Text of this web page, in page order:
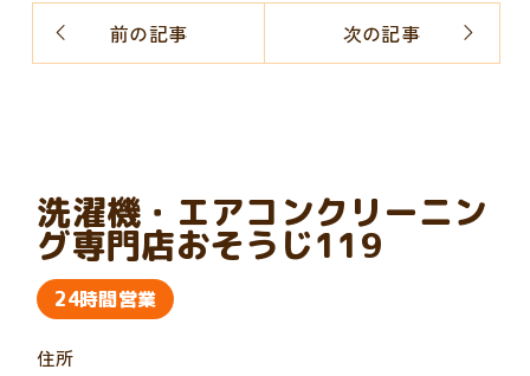
前の記事 次の記事
洗濯機・エアコンクリーニン
グ専門店おそうじ119
24時間営業
住所